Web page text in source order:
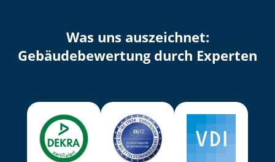
Was uns auszeichnet:
Ge­bäu­de­be­wer­tung durch Experten